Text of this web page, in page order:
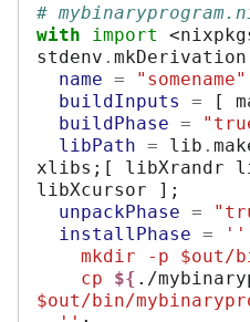
#
with
import
stdenv . mkDerivation
name = "somename"
buildInputs
= [
buildPhase =
libPath = lib .
xlibs ;[
libXrandr
libXcursor
];
unpackPhase =
installPhase =
''
mkdir -p $out/
    cp
${ ./
$out/bin/